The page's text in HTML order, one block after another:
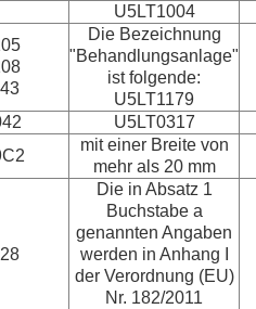
U5LT1004
Die Bezeichnung
"Behandlungsanlage"
ist folgende:
U5LT1179
U5LT0317
mit einer Breite von
mehr als 20 mm
Die in Absatz 1
Buchstabe a
genannten Angaben
werden in Anhang I
der Verordnung (EU)
Nr. 182/2011